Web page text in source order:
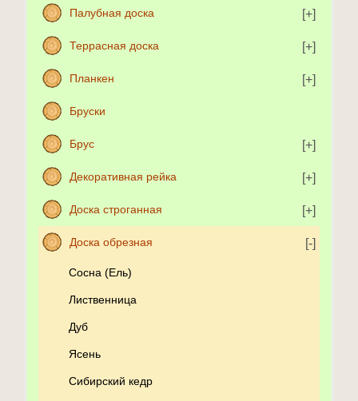
Палубная доска
Террасная доска
Планкен
Бруски
Брус
Декоративная рейка
Доска строганная
Доска обрезная
Сосна (Ель)
Лиственница
Дуб
Ясень
Сибирский кедр